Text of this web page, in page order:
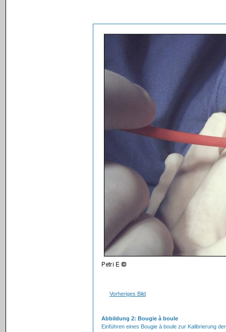
Vorheriges Bild
Abbildung 2: Bougie à boule
Einführen eines Bougie à boule zur Kalibrierung